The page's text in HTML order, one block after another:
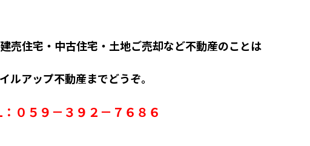
売住宅・中古住宅・土地ご売却など不動産のことは
ルアップ不動産までどうぞ。
０５９－３９２－７６８６